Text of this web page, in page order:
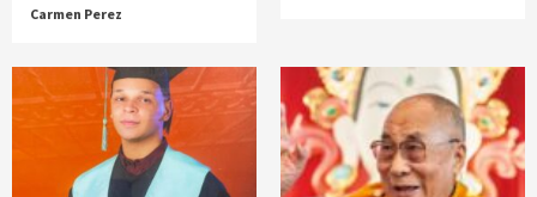
Carmen Perez